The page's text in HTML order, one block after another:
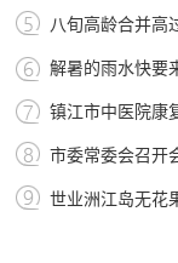
八旬高龄合并高
解暑的雨水快要
镇江市中医院康
市委常委会召开
世业洲江岛无花